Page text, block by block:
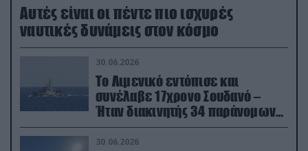
Aυτές είναι οι πέντε πιο ισχυρές
ναυτικές δυνάμεις στον κόσμο
30.06.2026
Το Λιμενικό εντόπισε και
συνέλαβε 17χρονο Σουδανό –
Ήταν διακινητής 34 παράνομων
μεταναστών
30.06.2026